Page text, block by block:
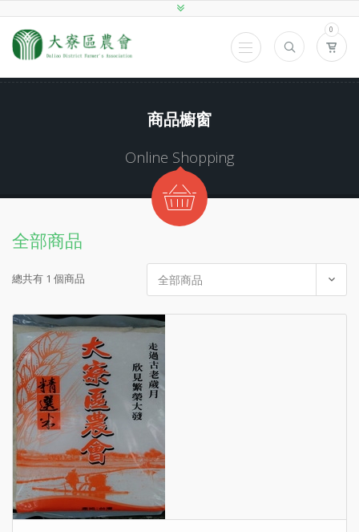
0
商品櫥窗
Online Shopping
全部商品
總共有 1 個商品